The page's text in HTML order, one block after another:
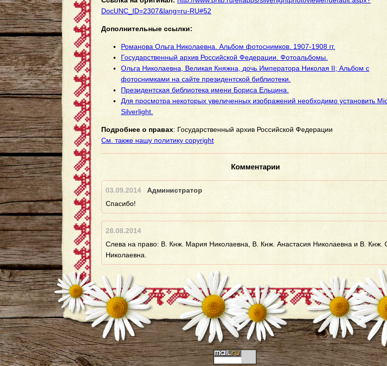
DocUNC_ID=2307&lang=ru-RU#52
Дополнительные ссылки:
Романова Ольга Николаевна. Альбом фотоснимков. 1907-1908 гг.
Государственный архив Российской Федерации. Фотоальбомы.
Ольга Николаевна, Великая Княжна, дочь Императора Николая II; Альбом с
фотоснимками на сайте президентской библиотеки.
Президентская библиотека имени Бориса Ельцина.
Для просмотра некоторых увеличенных изображений необходимо установить
Silverlight.
Подробнее о правах: Государственный архив Российской Федерации
См. также нашу политику copyright
Комментарии
03.09.2014
Администратор
Спасибо!
28.08.2014
Слева на право: В. Кнж. Мария Николаевна, В. Кнж. Анастасия Николаевна и В. Кнж.
Николаевна.